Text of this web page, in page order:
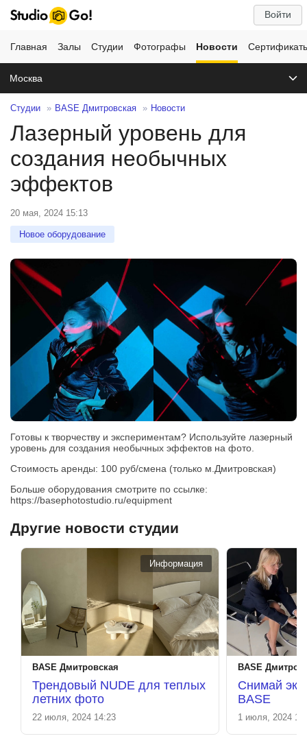
Войти
Главная Залы Студии Фотографы Новости
Москва
Студии BASE Дмитровская Новости
Лазерный уровень для
создания необычных
эффектов
20 мая, 2024 15:13
Новое оборудование
Готовы к творчеству и экспериментам? Используйте лазерный
уровень для создания необычных эффектов на фото.
Стоимость аренды: 100 руб/смена (только м.Дмитровская)
Больше оборудования смотрите по ссылке:
https://basephotostudio.ru/equipment
Другие новости студии
Информация
BASE Дмитровская
Трендовый NUDE для теплых
летних фото
22 июля, 2024 14:23
BASE
Снимай
BASE
1 июля, 2024